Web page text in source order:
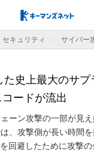
セキュリティ サイバー
史上最大のサ
ードが流出
ーン攻撃の一部が見
、攻撃側が長い時間
回避したために攻撃